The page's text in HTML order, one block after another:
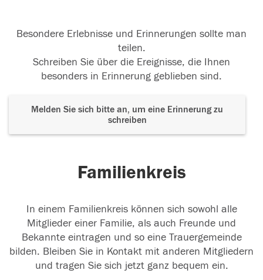
Besondere Erlebnisse und Erinnerungen sollte man
teilen.
Schreiben Sie über die Ereignisse, die Ihnen
besonders in Erinnerung geblieben sind.
Melden Sie sich bitte an, um eine Erinnerung zu
schreiben
Familienkreis
In einem Familienkreis können sich sowohl alle
Mitglieder einer Familie, als auch Freunde und
Bekannte eintragen und so eine Trauergemeinde
bilden. Bleiben Sie in Kontakt mit anderen Mitgliedern
und tragen Sie sich jetzt ganz bequem ein.